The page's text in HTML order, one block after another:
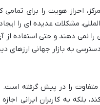
احراز هویت را برای تمامی
مشکلات عدیده ای را
را نمی دهند و حتی استفاده
به بازار جهانی ارزهای
را در پیش گرفته است.
بلکه به کاربران ایرانی